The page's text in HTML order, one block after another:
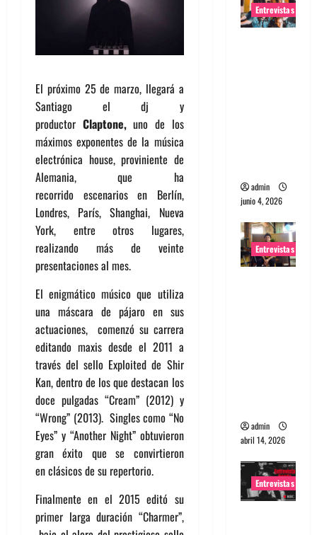
El próximo 25 de marzo, llegará a
Santiago el dj y
productor Claptone,uno de los
máximos exponentes de la música
electrónica house, proviniente de
Alemania, que ha
recorrido escenarios en Berlín,
Londres, París, Shanghai, Nueva
York, entre otros lugares,
realizando más de veinte
presentaciones al mes.
El enigmático músico que utiliza
una máscara de pájaro en sus
actuaciones, comenzó su carrera
editando maxis desde el 2011 a
través del sello Exploited de Shir
Kan, dentro de los que destacan los
doce pulgadas “Cream” (2012) y
“Wrong” (2013). Singles como “No
Eyes” y “Another Night” obtuvieron
gran éxito que se convirtieron
en clásicos de su repertorio.
Finalmente en el 2015 editó su
primer larga duración “Charmer”,
Entrevistas
admin
junio 4, 2026
Entrevistas
admin
abril 14, 2026
Entrevistas